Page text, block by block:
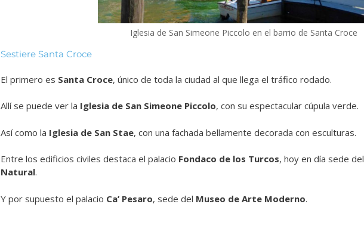
Iglesia de San Simeone Piccolo en el barrio de Santa Croce
Sestiere Santa Croce
El primero es Santa Croce, único de toda la ciudad al que llega el tráfico rodado.
Allí se puede ver la Iglesia de San Simeone Piccolo, con su espectacular cúpula verde.
Así como la Iglesia de San Stae, con una fachada bellamente decorada con esculturas.
Entre los edificios civiles destaca el palacio Fondaco de los Turcos, hoy en día sede del
Natural.
Y por supuesto el palacio Ca’ Pesaro, sede del Museo de Arte Moderno.